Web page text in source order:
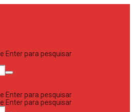
Enter para pesquisar
Enter para pesquisar
Enter para pesquisar